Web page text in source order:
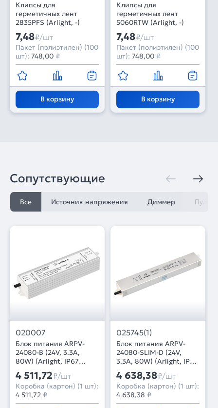
Клипсы для
герметичных лент
2835PFS (Arlight, -)
7,48₽/шт
Пакет (полиэтилен) (100
шт): 748,00 ₽
В корзину
Клипсы для
герметичных лент
5060RTW (Arlight, -)
7,48₽/шт
Пакет (полиэтилен) (100
шт): 748,00 ₽
В корзину
Сопутствующие
Все Источник напряжения Диммер Пульт
020007
Блок питания ARPV-
24080-B (24V, 3.3A,
80W) (Arlight, IP67
Металл, 3 года)
4 511,72₽/шт
Коробка (картон) (1 шт):
4 511,72 ₽
025745(1)
Блок питания ARPV-
24080-SLIM-D (24V,
3.3A, 80W) (Arlight, IP67
Металл, 3 года)
4 638,38₽/шт
Коробка (картон) (1 шт):
4 638,38 ₽